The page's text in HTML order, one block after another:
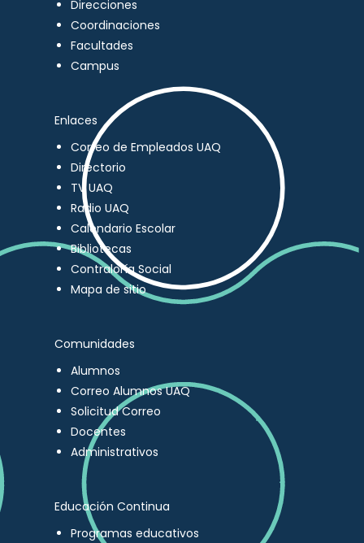
Direcciones
Coordinaciones
Facultades
Campus
Enlaces
Correo de Empleados UAQ
Directorio
TV UAQ
Radio UAQ
Calendario Escolar
Bibliotecas
Contraloría Social
Mapa de sitio
Comunidades
Alumnos
Correo Alumnos UAQ
Solicitud Correo
Docentes
Administrativos
Educación Continua
Programas educativos